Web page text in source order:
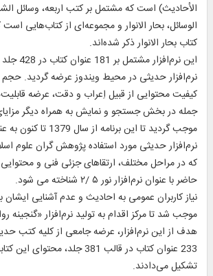
الأحادیث) است که مشتمل بر کتب اربعه، وسائل
الوسائل، بحار الانوار و مجموعه‌ای از کتاب‌هایی
کتاب بحار الانوار ذکر شده‌اند.
این
نرم‌افزار حدیثی در محیط ویندوز عرضه گردید. حجم
کیفیت محتوایی از قبیل اِعراب و دقت، عرضه
جمله در بخش جستجو و نمایش به همراه دیگر مزایای
موجب گردید تا این برنامه
نرم‌افزار حدیثی مورد استفاده پژوهش گران علوم
که در مراحل مختلف، ارتقاهای جزئی فنی و
حاضر با عنوان نرم‌افزار نور‌ ۵ /۲ شناخته می شود.
نیاز کاربران عمومی به احادیث و عدم آشنایی ایشان
موجب شد تا مرکز اقدام به تولید نرم‌افزار «گنجینه
هدف از این نرم‌افزار، عرضه جامعی از کلیه کتب
233 عنوان کتاب در قالب 381 جلد،
تشکیل می‌دادند.